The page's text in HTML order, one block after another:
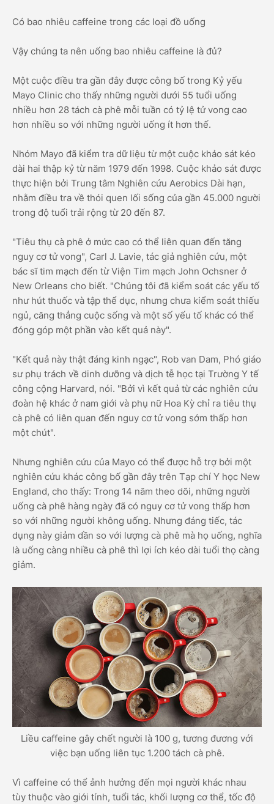
Có bao nhiêu caffeine trong các loại đồ uống
Vậy chúng ta nên uống bao nhiêu caffeine là đủ?
Một cuộc điều tra gần đây được công bố trong Kỷ yếu
Mayo Clinic cho thấy những người dưới 55 tuổi uống
nhiều hơn 28 tách cà phê mỗi tuần có tỷ lệ tử vong cao
hơn nhiều so với những người uống ít hơn thế.
Nhóm Mayo đã kiểm tra dữ liệu từ một cuộc khảo sát kéo
dài hai thập kỷ từ năm 1979 đến 1998. Cuộc khảo sát được
thực hiện bởi Trung tâm Nghiên cứu Aerobics Dài hạn,
nhằm điều tra về thói quen lối sống của gần 45.000 người
trong độ tuổi trải rộng từ 20 đến 87.
"Tiêu thụ cà phê ở mức cao có thể liên quan đến tăng
nguy cơ tử vong", Carl J. Lavie, tác giả nghiên cứu, một
bác sĩ tim mạch đến từ Viện Tim mạch John Ochsner ở
New Orleans cho biết. "Chúng tôi đã kiểm soát các yếu tố
như hút thuốc và tập thể dục, nhưng chưa kiểm soát thiếu
ngủ, căng thẳng cuộc sống và một số yếu tố khác có thể
đóng góp một phần vào kết quả này".
"Kết quả này thật đáng kinh ngạc", Rob van Dam, Phó giáo
sư phụ trách về dinh dưỡng và dịch tễ học tại Trường Y tế
công cộng Harvard, nói. "Bởi vì kết quả từ các nghiên cứu
đoàn hệ khác ở nam giới và phụ nữ Hoa Kỳ chỉ ra tiêu thụ
cà phê có liên quan đến nguy cơ tử vong sớm thấp hơn
một chút".
Nhưng nghiên cứu của Mayo có thể được hỗ trợ bởi một
nghiên cứu khác công bố gần đây trên Tạp chí Y học New
England, cho thấy: Trong 14 năm theo dõi, những người
uống cà phê hàng ngày đã có nguy cơ tử vong thấp hơn
so với những người không uống. Nhưng đáng tiếc, tác
dụng này giảm dần so với lượng cà phê mà họ uống, nghĩa
là uống càng nhiều cà phê thì lợi ích kéo dài tuổi thọ càng
giảm.
Liều caffeine gây chết người là 100 g, tương đương với
việc bạn uống liên tục 1.200 tách cà phê.
Vì caffeine có thể ảnh hưởng đến mọi người khác nhau
tùy thuộc vào giới tính, tuổi tác, khối lượng cơ thể, tốc độ